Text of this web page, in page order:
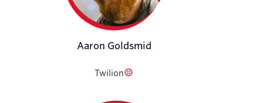
Aaron Goldsmid
Twilion